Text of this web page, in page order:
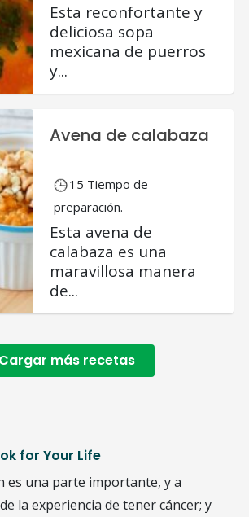
Esta reconfortante y
deliciosa sopa
mexicana de puerros
y...
Avena de calabaza
15 Tiempo de
preparación.
Esta avena de
calabaza es una
maravillosa manera
de...
Cargar más recetas
for Your Life
es una parte importante, y a
la experiencia de tener cáncer; y